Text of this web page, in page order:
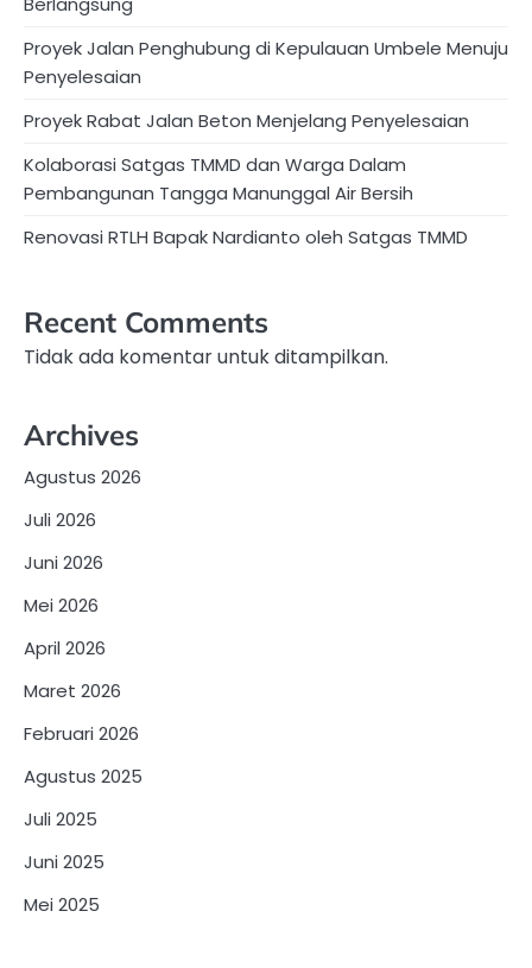
Proyek Jalan Penghubung di Kepulauan Umbele Menuju
Penyelesaian
Proyek Rabat Jalan Beton Menjelang Penyelesaian
Kolaborasi Satgas TMMD dan Warga Dalam
Pembangunan Tangga Manunggal Air Bersih
Renovasi RTLH Bapak Nardianto oleh Satgas TMMD
Recent Comments
Tidak ada komentar untuk ditampilkan.
Archives
Agustus 2026
Juli 2026
Juni 2026
Mei 2026
April 2026
Maret 2026
Februari 2026
Agustus 2025
Juli 2025
Juni 2025
Mei 2025